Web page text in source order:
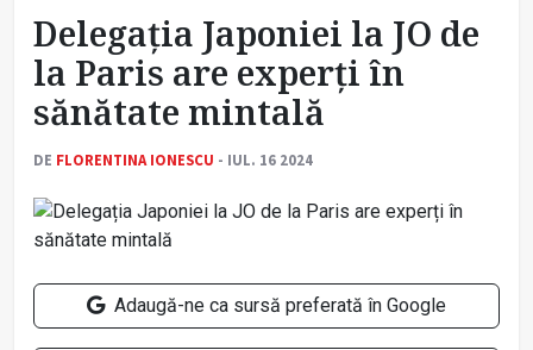
Un nou studiu pentru testarea unui vaccin împotriva
tulpinei Bundibugyo a virusului Ebola
Alăptarea, esențială pentru sănătatea mamei și
copilului
Concursul Internațional George Enescu, la ceas
aniversar
Delegația Japoniei la JO de
la Paris are experți în
sănătate mintală
DE FLORENTINA IONESCU - IUL. 16 2024
Adaugă-ne ca sursă preferată în Google